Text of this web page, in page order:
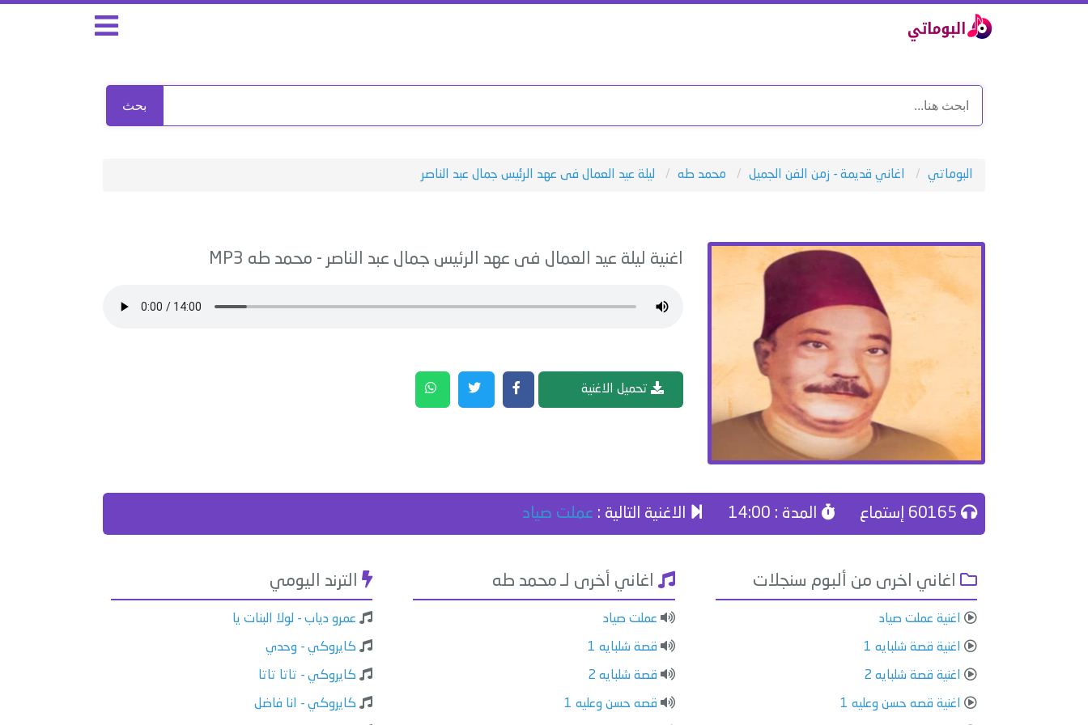
بحث
البوماتي اغاني قديمة - زمن الفن الجميل محمد طه ليلة عيد العمال فى عهد الرئيس جمال عبد الناصر
اغنية ليلة عيد العمال فى عهد الرئيس جمال عبد الناصر - محمد طه
تحميل الاغنية
المدة : 14:00 الاغنية التالية : عملت صياد
اغاني اخرى من ألبوم سنجلات
اغنية عملت صياد
اغنية قصة شلبايه 1
اغنية قصة شلبايه 2
اغنية قصه حسن وعليه 1
اغاني أخرى لـ محمد طه
عملت صياد
قصة شلبايه 1
قصة شلبايه 2
قصه حسن وعليه 1
الترند اليومي
عمرو دياب - لولا البنات يا
كايروكي - وحدي
كايروكي - تاتا تاتا
كايروكي - انا فاضل